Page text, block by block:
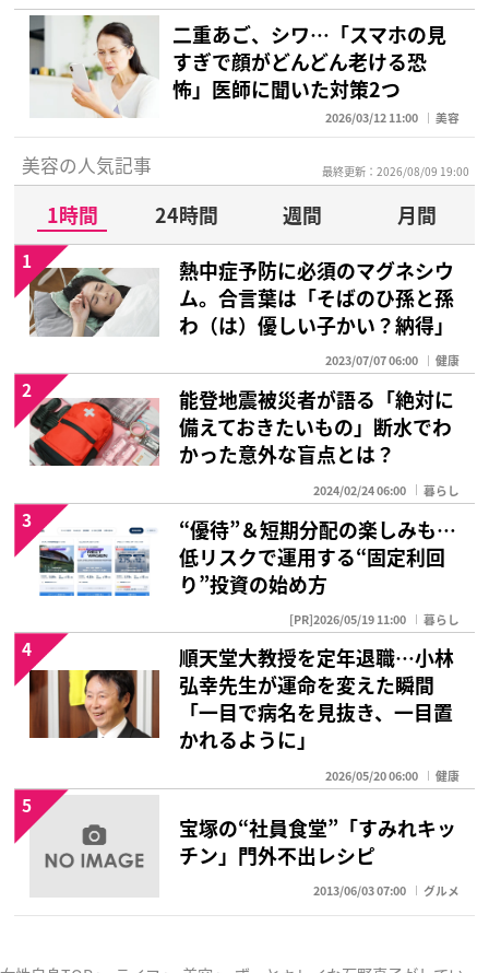
二重あご、シワ…「スマホの見
すぎで顔がどんどん老ける恐
怖」医師に聞いた対策2つ
2026/03/12 11:00 美容
美容の人気記事 最終更新：2026/08/09 19:00
1時間 24時間 週間
月間
熱中症予防に必須のマグネシウ
ム。合言葉は「そばのひ孫と孫
わ（は）優しい子かい？納得」
2023/07/07 06:00 健康
1
能登地震被災者が語る「絶対に
備えておきたいもの」断水でわ
かった意外な盲点とは？
2024/02/24 06:00 暮らし
2
“優待”＆短期分配の楽しみも…
低リスクで運用する“固定利回
り”投資の始め方
[PR]2026/05/19 11:00 暮らし
3
順天堂大教授を定年退職…小林
弘幸先生が運命を変えた瞬間
「一目で病名を見抜き、一目置
かれるように」
2026/05/20 06:00 健康
4
宝塚の“社員食堂”「すみれキッ
チン」門外不出レシピ
2013/06/03 07:00 グルメ
5